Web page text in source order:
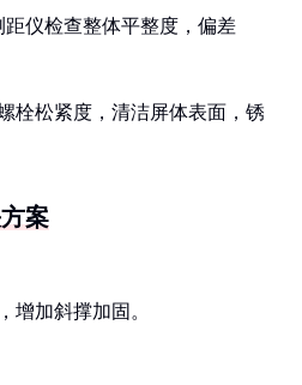
仪检查整体平整度，偏差
栓松紧度，清洁屏体表面，锈
案
增加斜撑加固。